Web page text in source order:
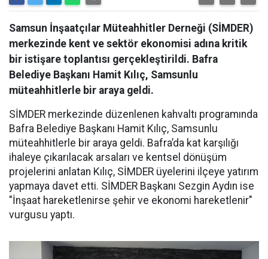
Samsun İnşaatçılar Müteahhitler Derneği (SİMDER)
merkezinde kent ve sektör ekonomisi adına kritik
bir istişare toplantısı gerçekleştirildi. Bafra
Belediye Başkanı Hamit Kılıç, Samsunlu
müteahhitlerle bir araya geldi.
SİMDER merkezinde düzenlenen kahvaltı programında
Bafra Belediye Başkanı Hamit Kılıç, Samsunlu
müteahhitlerle bir araya geldi. Bafra’da kat karşılığı
ihaleye çıkarılacak arsaları ve kentsel dönüşüm
projelerini anlatan Kılıç, SİMDER üyelerini ilçeye yatırım
yapmaya davet etti. SİMDER Başkanı Sezgin Aydın ise
"İnşaat hareketlenirse şehir ve ekonomi hareketlenir"
vurgusu yaptı.